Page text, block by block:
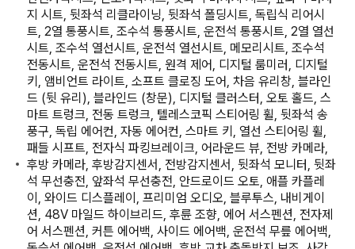
지 시트, 뒷좌석 리클라이닝, 뒷좌석 폴딩시트, 독립식 리어시
트, 2열 통풍시트, 조수석 통풍시트, 운전석 통풍시트, 2열 열선
시트, 조수석 열선시트, 운전석 열선시트, 메모리시트, 조수석
전동시트, 운전석 전동시트, 원격 제어, 디지털 룸미러, 디지털
키, 앰비언트 라이트, 소프트 클로징 도어, 차음 유리창, 블라인
드 (뒷 유리), 블라인드 (창문), 디지털 클러스터, 오토 홀드, 스
마트 트렁크, 전동 트렁크, 텔레스코픽 스티어링 휠, 뒷좌석 송
풍구, 독립 에어컨, 자동 에어컨, 스마트 키, 열선 스티어링 휠,
패들 시프트, 전자식 파킹브레이크, 어라운드 뷰, 전방 카메라,
후방 카메라, 후방감지센서, 전방감지센서, 뒷좌석 모니터, 뒷좌
석 무선충전, 앞좌석 무선충전, 안드로이드 오토, 애플 카플레
이, 와이드 디스플레이, 프리미엄 오디오, 블루투스, 내비게이
션, 48V 마일드 하이브리드, 후륜 조향, 에어 서스펜션, 전자제
어 서스펜션, 커튼 에어백, 사이드 에어백, 운전석 무릎 에어백,